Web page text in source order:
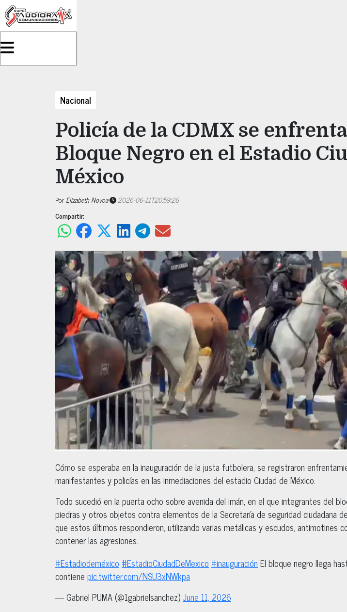
Nacional
Policía de la CDMX se
Bloque Negro en el Estadio
México
Por Elizabeth Novoa
2026-06-11T20:59:26
Compartir:
Cómo se esperaba en la inauguración de la justa futbolera, se registraron
manifestantes y policías en las inmediaciones del estadio Ciudad de México.
Todo sucedió en la puerta ocho sobre avenida del imán, en el que integrantes del
piedras y otros objetos contra elementos de la Secretaría de seguridad ciudadana
que estos últimos respondieron, utilizando varias metálicas y escudos, antimotines
contener las agresiones.
#Estadiodeméxico #EstadioCiudadDeMexico #inauguración El bloque negro llega
contiene pic.twitter.com/NSU3xNWkpa
— Gabriel PUMA (@1gabrielsanchez)June 11, 2026